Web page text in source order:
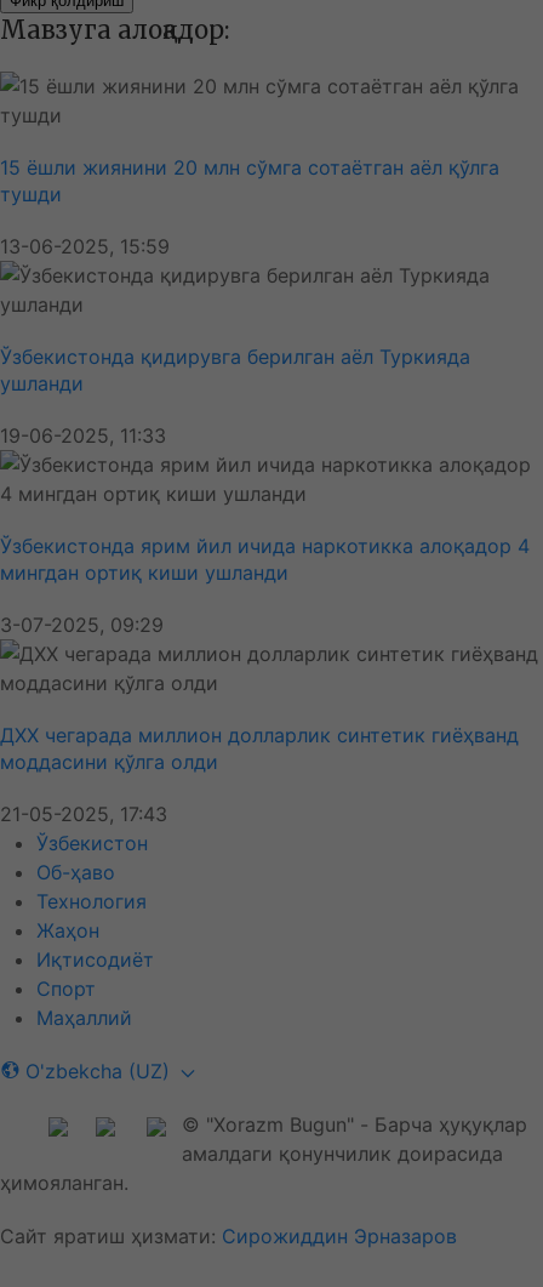
Мавзуга алоқадор:
15 ёшли жиянини 20 млн сўмга сотаётган аёл қўлга
тушди
13-06-2025, 15:59
Ўзбекистонда қидирувга берилган аёл Туркияда
ушланди
19-06-2025, 11:33
Ўзбекистонда ярим йил ичида наркотикка алоқадор 4
мингдан ортиқ киши ушланди
3-07-2025, 09:29
ДХХ чегарада миллион долларлик синтетик гиёҳванд
моддасини қўлга олди
21-05-2025, 17:43
Ўзбекистон
Об-ҳаво
Технология
Жаҳон
Иқтисодиёт
Спорт
Маҳаллий
O'zbekcha (UZ)
© "Xorazm Bugun" - Барча ҳуқуқлар
амалдаги қонунчилик доирасида
ҳимояланган.
Сайт яратиш ҳизмати: Сирожиддин Эрназаров